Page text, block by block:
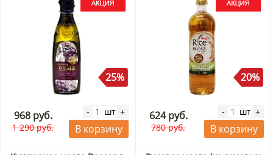
25%
968 руб.
1 290 руб.
- шт +
В корзину
20%
624 руб.
780 руб.
- шт +
В корзину